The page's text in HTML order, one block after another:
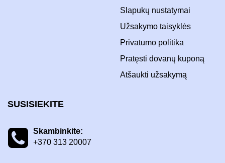
Slapukų nustatymai
Užsakymo taisyklės
Privatumo politika
Pratęsti dovanų kuponą
Atšaukti užsakymą
SUSISIEKITE
Skambinkite:
+370 313 20007